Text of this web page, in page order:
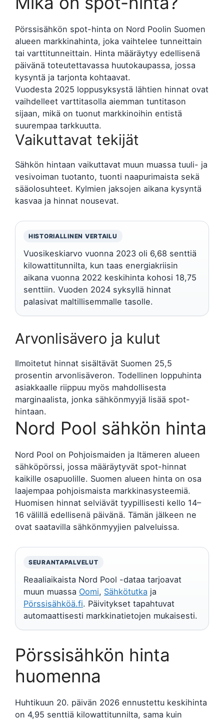
Pörssisähkön spot-hinta on Nord Poolin Suomen
alueen markkinahinta, joka vaihtelee tunneittain
tai varttitunneittain. Hinta määräytyy edellisenä
päivänä toteutettavassa huutokaupassa, jossa
kysyntä ja tarjonta kohtaavat.
Vuodesta 2025 loppusyksystä lähtien hinnat ovat
vaihdelleet varttitasolla aiemman tuntitason
sijaan, mikä on tuonut markkinoihin entistä
suurempaa tarkkuutta.
Vaikuttavat tekijät
Sähkön hintaan vaikuttavat muun muassa tuuli- ja
vesivoiman tuotanto, tuonti naapurimaista sekä
sääolosuhteet. Kylmien jaksojen aikana kysyntä
kasvaa ja hinnat nousevat.
HISTORIALLINEN VERTAILU
Vuosikeskiarvo vuonna 2023 oli 6,68 senttiä
kilowattitunnilta, kun taas energiakriisin
aikana vuonna 2022 keskihinta kohosi 18,75
senttiin. Vuoden 2024 syksyllä hinnat
palasivat maltillisemmalle tasolle.
Arvonlisävero ja kulut
Ilmoitetut hinnat sisältävät Suomen 25,5
prosentin arvonlisäveron. Todellinen loppuhinta
asiakkaalle riippuu myös mahdollisesta
marginaalista, jonka sähkönmyyjä lisää spot-
hintaan.
Nord Pool sähkön hinta
Nord Pool on Pohjoismaiden ja Itämeren alueen
sähköpörssi, jossa määräytyvät spot-hinnat
kaikille osapuolille. Suomen alueen hinta on osa
laajempaa pohjoismaista markkinasysteemiä.
Huomisen hinnat selviävät tyypillisesti kello 14–
16 välillä edellisenä päivänä. Tämän jälkeen ne
ovat saatavilla sähkönmyyjien palveluissa.
SEURANTAPALVELUT
Reaaliaikaista Nord Pool -dataa tarjoavat
muun muassa Oomi, Sähkötutka ja
Pörssisähköä.fi. Päivitykset tapahtuvat
automaattisesti markkinatietojen mukaisesti.
Pörssisähkön hinta
huomenna
Huhtikuun 20. päivän 2026 ennustettu keskihinta
on 4,95 senttiä kilowattitunnilta, sama kuin